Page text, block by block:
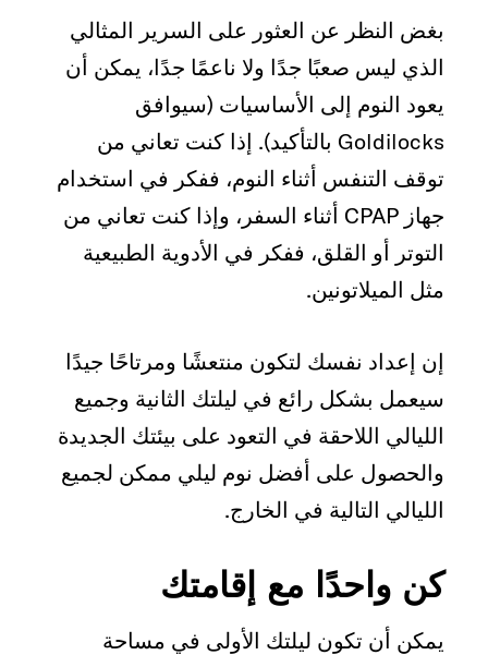
بغض النظر عن العثور على السرير المثالي
الذي ليس صعبًا جدًا ولا ناعمًا جدًا، يمكن أن
يعود النوم إلى الأساسيات (سيوافق
Goldilocks بالتأكيد). إذا كنت تعاني من
توقف التنفس أثناء النوم، ففكر في استخدام
جهاز CPAP أثناء السفر، وإذا كنت تعاني من
التوتر أو القلق، ففكر في الأدوية الطبيعية
مثل الميلاتونين.
إن إعداد نفسك لتكون منتعشًا ومرتاحًا جيدًا
سيعمل بشكل رائع في ليلتك الثانية وجميع
الليالي اللاحقة في التعود على بيئتك الجديدة
والحصول على أفضل نوم ليلي ممكن لجميع
الليالي التالية في الخارج.
كن واحدًا مع إقامتك
يمكن أن تكون ليلتك الأولى في مساحة